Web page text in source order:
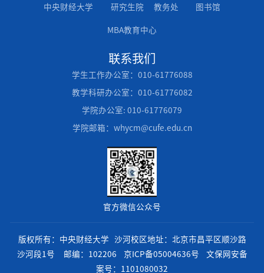
中央财经大学 研究生院 教务处 图书馆
MBA教育中心
联系我们
学生工作办公室：010-61776088
教学科研办公室：010-61776082
学院办公室: 010-61776079
学院邮箱：whycm@cufe.edu.cn
官方微信公众号
版权所有：中央财经大学 沙河校区地址：北京市昌平区顺沙路
沙河段1号 邮编：102206
京ICP备05004636号 文保网安备
案号：1101080032